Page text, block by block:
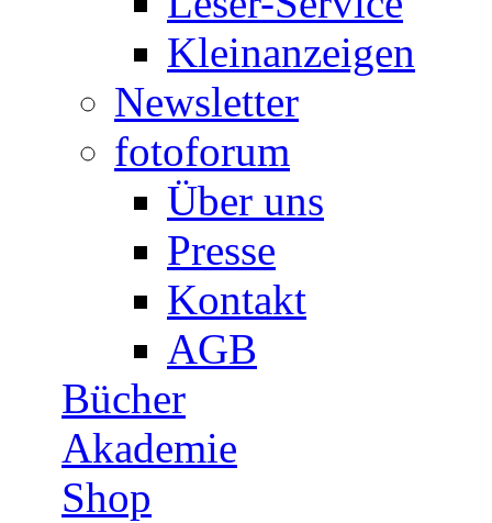
Kleinanzeigen
Newsletter
fotoforum
Über uns
Presse
Kontakt
AGB
Bücher
Akademie
Shop